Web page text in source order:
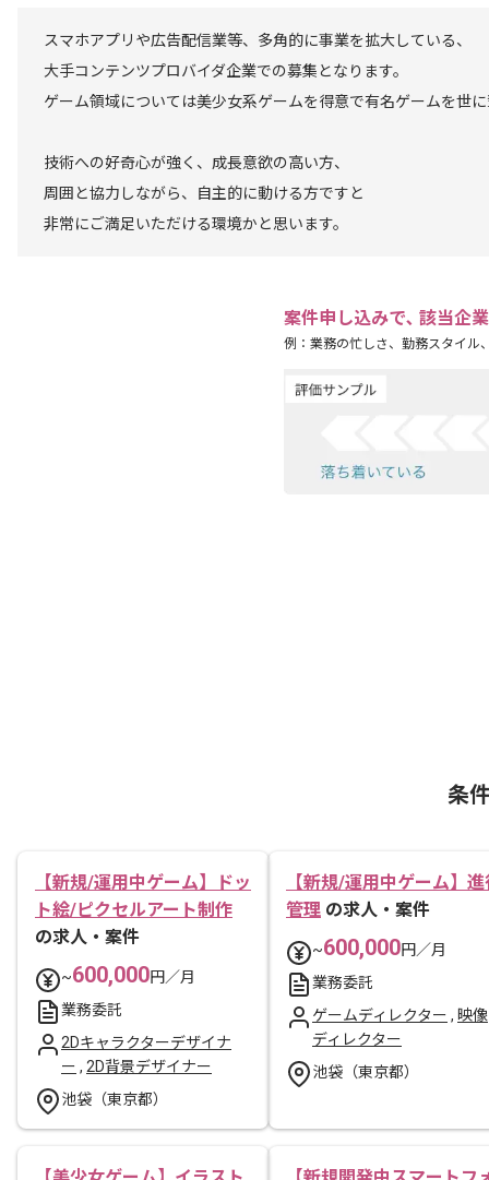
スマホアプリや広告配信業等、多角的に事業を拡大している、
大手コンテンツプロバイダ企業での募集となります。
ゲーム領域については美少女系ゲームを得意で有名ゲームを世
技術への好奇心が強く、成長意欲の高い方、
周囲と協力しながら、自主的に動ける方ですと
非常にご満足いただける環境かと思います。
案件申し込みで､ 該当企
例：業務の忙しさ、勤務スタイル
条
【新規/運用中ゲーム】ドッ
ト絵/ピクセルアート制作
の求人・案件
~600,000円／月
業務委託
2Dキャラクターデザイナ
ー , 2D背景デザイナー
池袋（東京都）
【新規/運用中ゲーム】進
管理 の求人・案件
~600,000円／月
業務委託
ゲームディレクター , 映像
ディレクター
池袋（東京都）